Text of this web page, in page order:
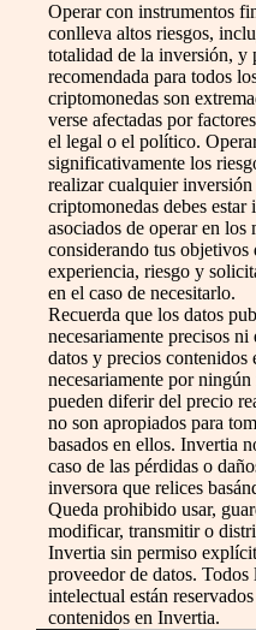
Operar con instrumentos
conlleva altos riesgos,
totalidad de la inversión, y
recomendada para todos
criptomonedas son
verse afectadas por
el legal o el político.
significativamente los
realizar cualquier
criptomonedas debes
asociados de operar en los
considerando tus
experiencia, riesgo y
en el caso de necesitarlo.
Recuerda que los datos
necesariamente precisos
datos y precios contenidos
necesariamente por
pueden diferir del precio
no son apropiados para
basados en ellos. Invertia
caso de las pérdidas o
inversora que relices
Queda prohibido usar,
modificar, transmitir o
Invertia sin permiso
proveedor de datos. Todos
intelectual están
contenidos en Invertia.